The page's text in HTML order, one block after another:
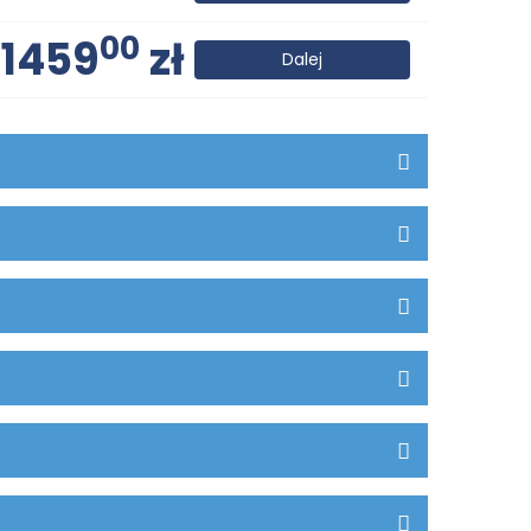
145900 zł Dalej